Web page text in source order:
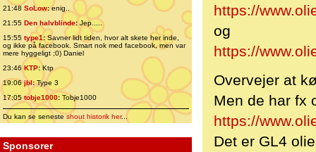
21:48 SoLow:enig..
21:55 Den halvblinde:Jep.....
15:55 type1:Savner lidt tiden, hvor alt skete her inde,
og ikke på facebook. Smart nok med facebook, men var
mere hyggeligt ;0) Daniel
23:46 KTP:Ktp
19:06jbl:Type 3
17:05tobje1000: Tobje1000
Du kan se senesteshout historik her...
Sponsorer
https://
og
https://
Overvejer at
Men de har fx
https://
Det er GL4